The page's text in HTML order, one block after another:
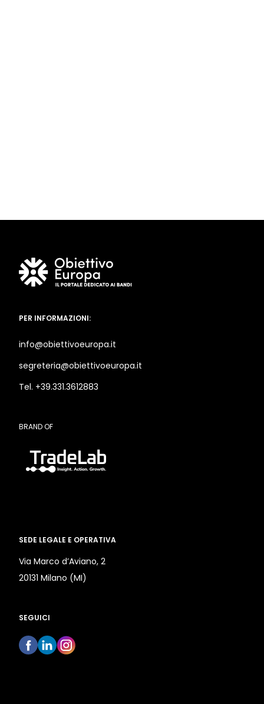
PER INFORMAZIONI:
info@obiettivoeuropa.it
segreteria@obiettivoeuropa.it
Tel. +39.331.3612883
BRAND OF
SEDE LEGALE E OPERATIVA
Via Marco d’Aviano, 2
20131 Milano (MI)
SEGUICI